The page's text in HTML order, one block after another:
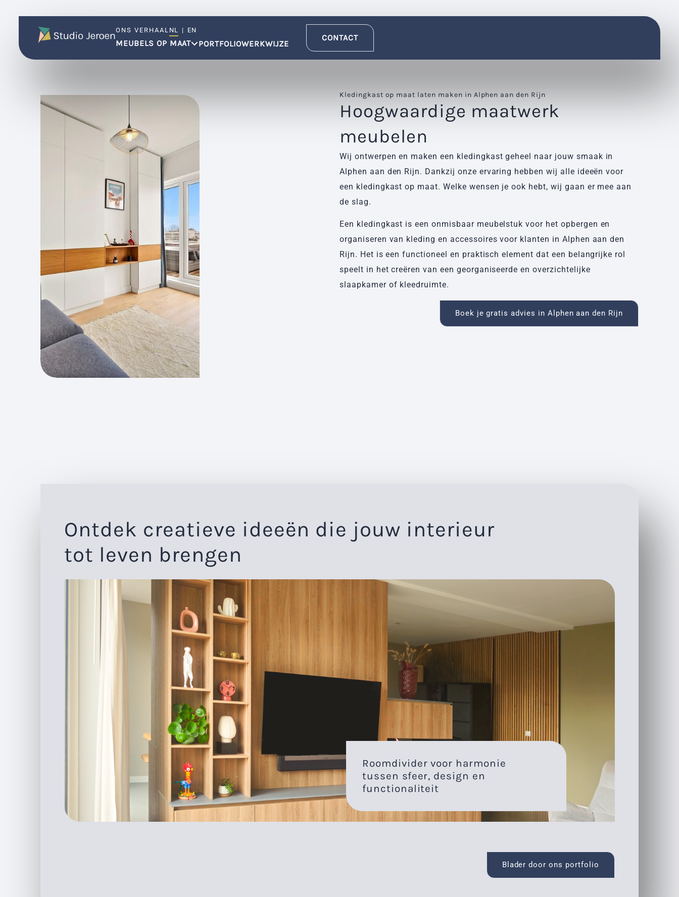
ONS VERHAAL NL | EN
MEUBELS OP MAAT PORTFOLIOWERKWIJZE
CONTACT
Kledingkast op maat laten maken in Alphen aan den Rijn
Hoogwaardige maatwerk
meubelen
Wij ontwerpen en maken een kledingkast geheel naar jouw smaak in
Alphen aan den Rijn. Dankzij onze ervaring hebben wij alle ideeën voor
een kledingkast op maat. Welke wensen je ook hebt, wij gaan er mee aan
de slag.
Een kledingkast is een onmisbaar meubelstuk voor het opbergen en
organiseren van kleding en accessoires voor klanten in Alphen aan den
Rijn. Het is een functioneel en praktisch element dat een belangrijke rol
speelt in het creëren van een georganiseerde en overzichtelijke
slaapkamer of kleedruimte.
Boek je gratis advies in Alphen aan den Rijn
Ontdek creatieve ideeën die jouw interieur
tot leven brengen
Roomdivider voor harmonie
tussen sfeer, design en
functionaliteit
Blader door ons portfolio